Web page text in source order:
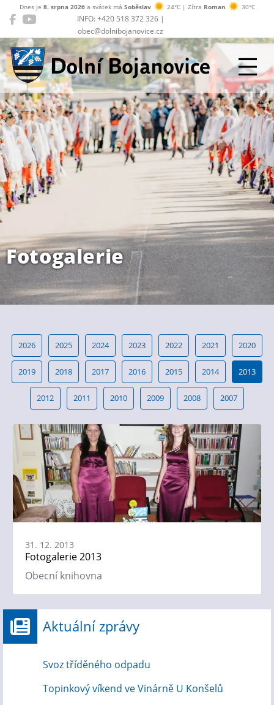
INFO: +420 518 372 326 |
obec@dolnibojanovice.cz
Dnes je 8. srpna 2026a svátek má Soběslav 24°C | Zítra Roman 30°C
Dolní Bojanovice
Fotogalerie
2026 2025 2024 2023 2022 2021 2020
2019 2018 2017 2016 2015 2014 2013
2012 2011 2010 2009 2008 2007
31. 12. 2013
Fotogalerie 2013
Obecní knihovna
Aktuální zprávy
Svoz tříděného odpadu
Topinkový víkend ve Vinárně U Konšelů